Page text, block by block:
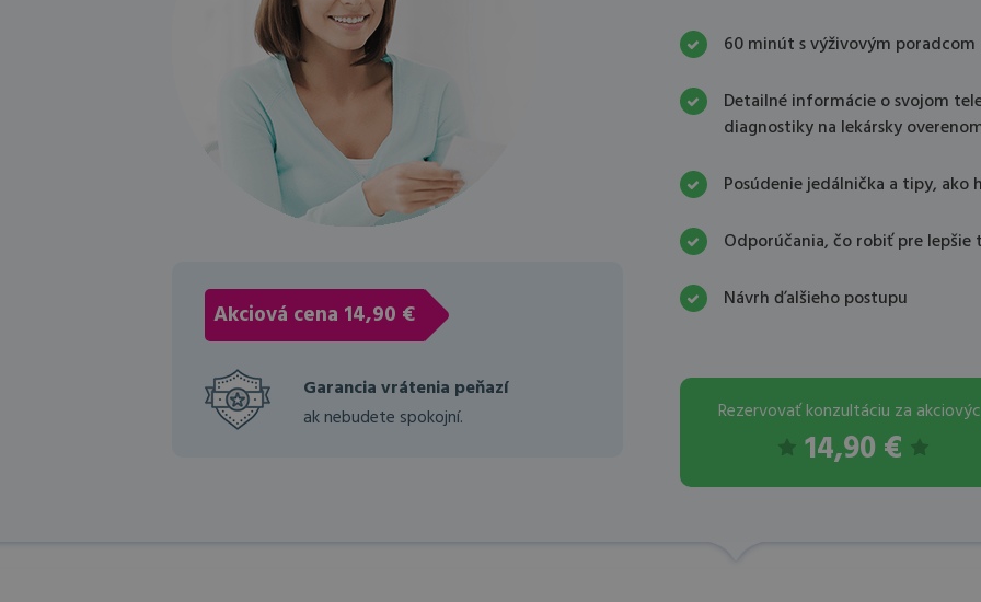
60 minút s výživovým poradcom
Detailné informácie o svojom
diagnostiky na lekársky
Posúdenie jedálnička a tipy, ako
Odporúčania, čo robiť pre lepšie
Návrh ďalšieho postupu
Rezervovať konzultáciu za
14,90 €
Akciová cena 14,90 €
Garancia vrátenia peňazí
ak nebudete spokojní.